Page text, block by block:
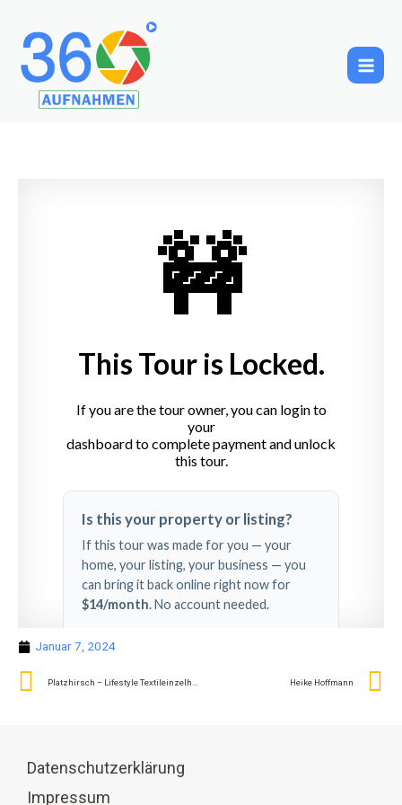
Januar 7, 2024
Heike Hoffmann
Datenschutzerklärung
Impressum